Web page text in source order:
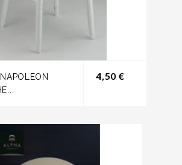
4,50 €Prix